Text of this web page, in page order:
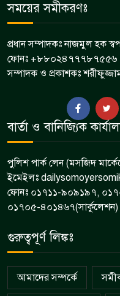
৭
৮
সময়ের সমীকরণঃ
প্রধান সম্পাদকঃ নাজমুল হক
ফোনঃ +৮৮০২৪৭৭৭৮৭৫৫৬
সম্পাদক ও প্রকাশকঃ
বার্তা ও বানিজ্যিক
পুলিশ পার্ক লেন (মসজিদ
ইমেইলঃ
ফোনঃ ০১৭১১-৯০৯১৯৭,
০১৭০৫-৪০১৪৬৭(সার্কুলেশন)
গুরুত্বপূর্ণ লিঙ্কঃ
আমাদের সম্পর্কে